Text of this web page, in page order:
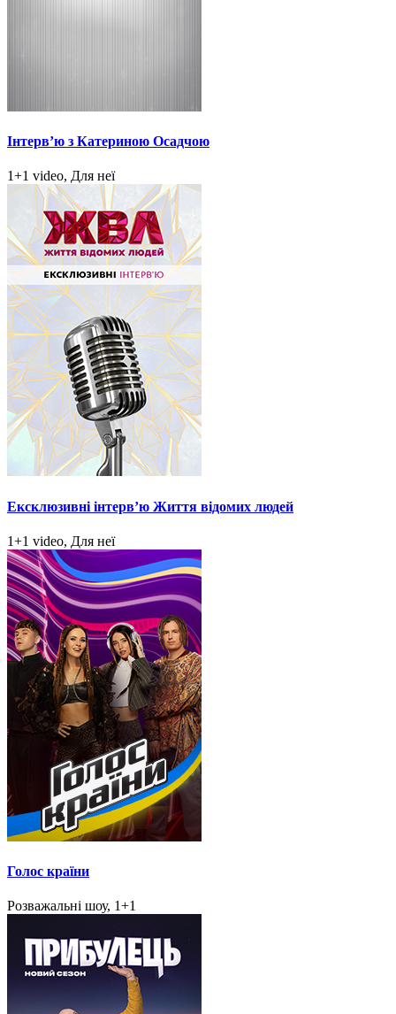
Інтерв’ю з Катериною Осадчою
1+1 video, Для неї
Ексклюзивні інтерв’ю Життя відомих людей
1+1 video, Для неї
Голос країни
Розважальні шоу, 1+1